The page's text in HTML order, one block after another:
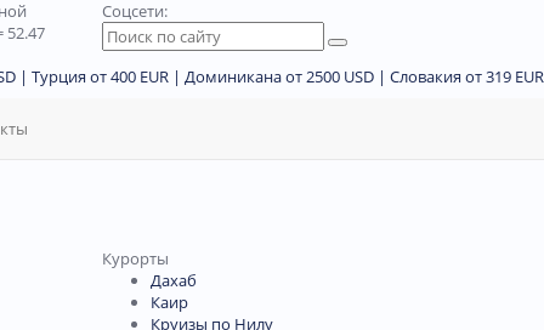
52.47
Соцсети:
| Турция от 400 EUR | Доминикана от 2500 USD | Словакия от 319 EUR
Курорты
Дахаб
Каир
Круизы по Нилу